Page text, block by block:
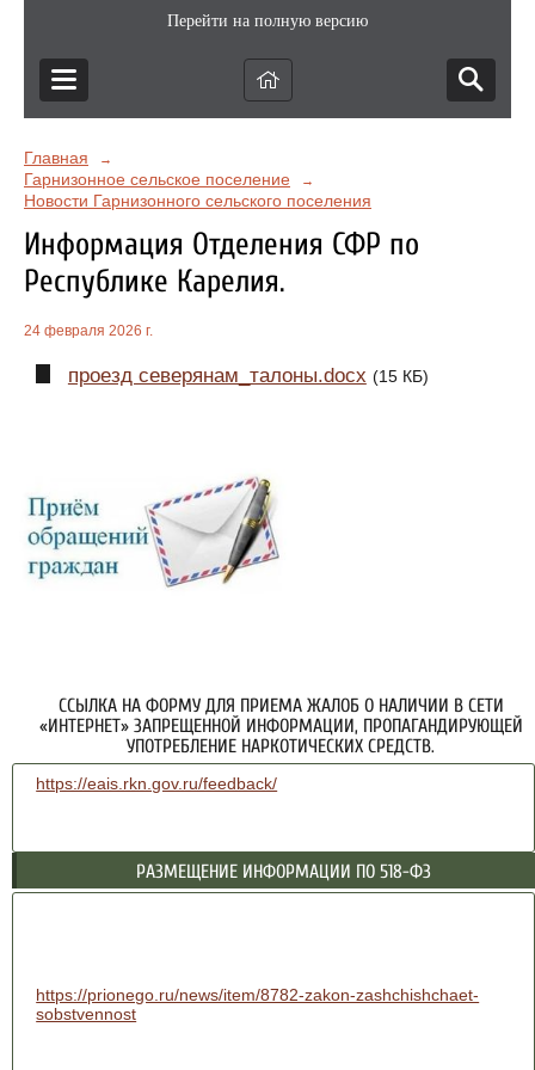
Перейти на полную версию
Главная →
Гарнизонное сельское поселение →
Новости Гарнизонного сельского поселения
Информация Отделения СФР по
Республике Карелия.
24 февраля 2026 г.
проезд северянам_талоны.docx (15 КБ)
ССЫЛКА НА ФОРМУ ДЛЯ ПРИЕМА ЖАЛОБ О НАЛИЧИИ В СЕТИ
«ИНТЕРНЕТ» ЗАПРЕЩЕННОЙ ИНФОРМАЦИИ, ПРОПАГАНДИРУЮЩЕЙ
УПОТРЕБЛЕНИЕ НАРКОТИЧЕСКИХ СРЕДСТВ.
https://eais.rkn.gov.ru/feedback/
РАЗМЕЩЕНИЕ ИНФОРМАЦИИ ПО 518-ФЗ
https://prionego.ru/news/item/8782-zakon-zashchishchaet-
sobstvennost